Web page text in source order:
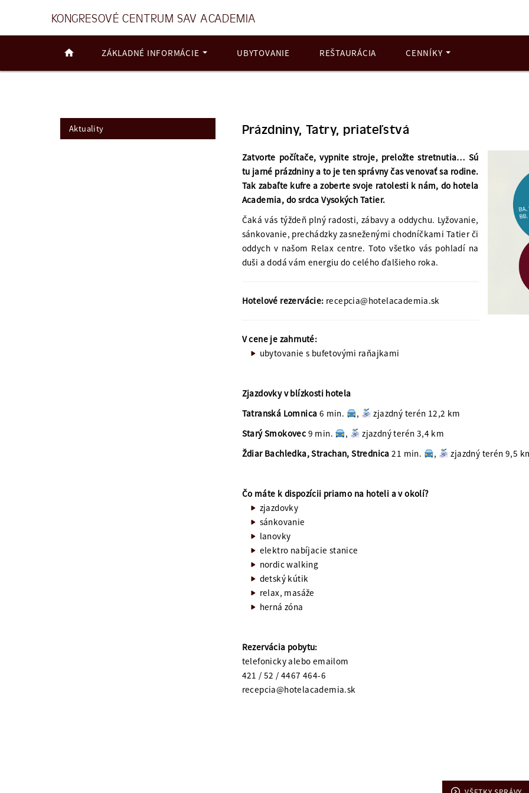
KONGRESOVÉ CENTRUM SAV ACADEMIA
ZÁKLADNÉ INFORMÁCIE UBYTOVANIE REŠTAURÁCIA CENNÍKY
Prázdniny, Tatry, priateľstvá
Zatvorte počítače, vypnite stroje, preložte stretnutia… Sú
tu jarné prázdniny a to je ten správny čas venovať sa rodine.
Tak zabaľte kufre a zoberte svoje ratolesti k nám, do hotela
Academia, do srdca Vysokých Tatier.
Čaká vás týždeň plný radosti, zábavy a oddychu. Lyžovanie,
sánkovanie, prechádzky zasneženými chodníčkami Tatier či
oddych v našom Relax centre. Toto všetko vás pohladí na
duši a dodá vám energiu do celého ďalšieho roka.
Hotelové rezervácie: recepcia@hotelacademia.sk
V cene je zahrnuté:
ubytovanie s bufetovými raňajkami
Zjazdovky v blízkosti hotela
Tatranská Lomnica 6 min. ,
zjazdný terén 12,2 km
Starý Smokovec 9 min. ,
zjazdný terén 3,4 km
Ždiar Bachledka, Strachan, Strednica 21 min. , zjazdný terén 9,5
Čo máte k dispozícii priamo na hoteli a v okolí?
zjazdovky
sánkovanie
lanovky
elektro nabíjacie stanice
nordic walking
detský kútik
relax, masáže
herná zóna
Rezervácia pobytu:
telefonicky alebo emailom
421 / 52 / 4467 464-6
recepcia@hotelacademia.sk
Aktuality